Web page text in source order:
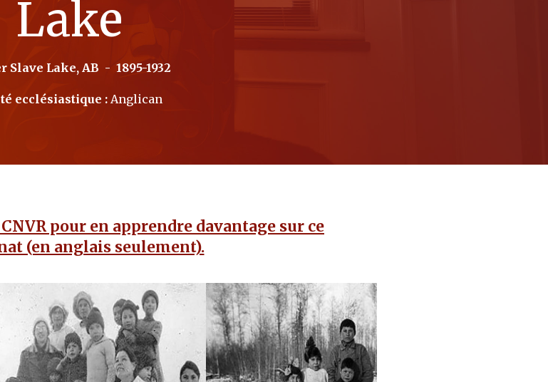
Lake
Slave Lake, AB - 1895-1932
ecclésiastique :Anglican
pour en apprendre davantage sur ce
(en anglais seulement).